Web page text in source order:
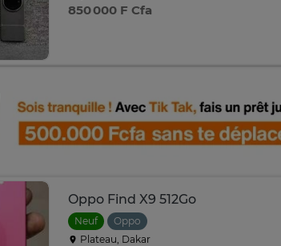
850 000 F Cfa
Oppo Find X9 512Go
Neuf
Oppo
Plateau, Dakar